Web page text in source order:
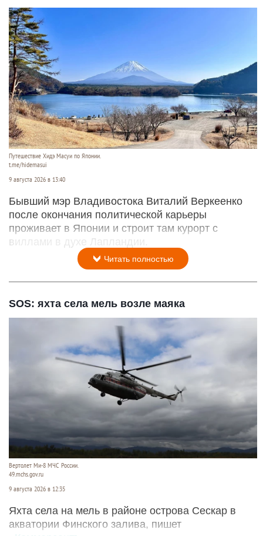
Путешествие Хидэ Масуи по Японии.
t.me/hidemasui
9 августа 2026 в 13:40
Бывший мэр Владивостока Виталий Веркеенко
после окончания политической карьеры
проживает в Японии и строит там курорт с
виллами в духе Лапландии.
Читать полностью
SOS: яхта села мель возле маяка
Вертолет Ми-8 МЧС России.
49.mchs.gov.ru
9 августа 2026 в 12:35
Яхта села на мель в районе острова Сескар в
акватории Финского залива, пишет